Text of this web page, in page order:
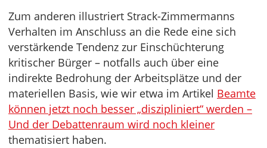
Zum anderen illustriert Strack-Zimmermanns
Verhalten im Anschluss an die Rede eine sich
verstärkende Tendenz zur Einschüchterung
kritischer Bürger – notfalls auch über eine
indirekte Bedrohung der Arbeitsplätze und der
materiellen Basis, wie wir etwa im Artikel Beamte
können jetzt noch besser „diszipliniert“ werden –
Und der Debattenraum wird noch kleiner
thematisiert haben.